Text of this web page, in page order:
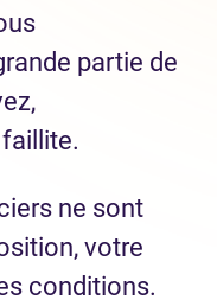
partie de
ne sont
votre
conditions.